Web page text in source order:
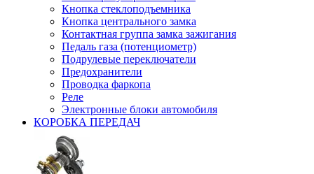
Кнопка стеклоподъемника
Кнопка центрального замка
Контактная группа замка зажигания
Педаль газа (потенциометр)
Подрулевые переключатели
Предохранители
Проводка фаркопа
Реле
Электронные блоки автомобиля
КОРОБКА ПЕРЕДАЧ